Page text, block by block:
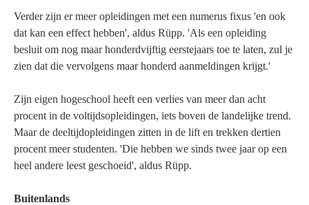
Verder zijn er meer opleidingen met een numerus fixus 'en ook
dat kan een effect hebben', aldus Rüpp. 'Als een opleiding
besluit om nog maar honderdvijftig eerstejaars toe te laten, zul je
zien dat die vervolgens maar honderd aanmeldingen krijgt.'
Zijn eigen hogeschool heeft een verlies van meer dan acht
procent in de voltijdsopleidingen, iets boven de landelijke trend.
Maar de deeltijdopleidingen zitten in de lift en trekken dertien
procent meer studenten. 'Die hebben we sinds twee jaar op een
heel andere leest geschoeid', aldus Rüpp.
Buitenlands